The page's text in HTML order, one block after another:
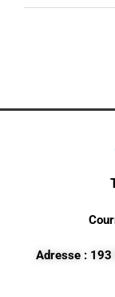
Adresse : 193